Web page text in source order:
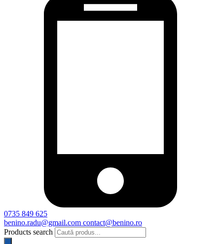
0735 849 625
benino.radu@gmail.com contact@benino.ro
Products search